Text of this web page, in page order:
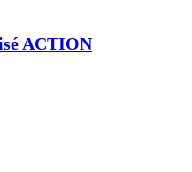
ACTION